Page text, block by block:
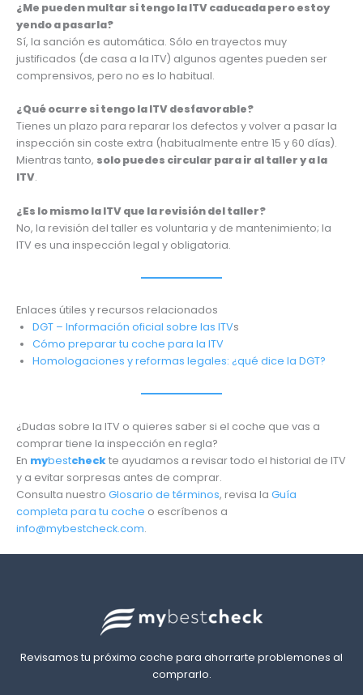
¿Me pueden multar si tengo la ITV caducada pero estoy
yendo a pasarla?
Sí, la sanción es automática. Sólo en trayectos muy
justificados (de casa a la ITV) algunos agentes pueden ser
comprensivos, pero no es lo habitual.
¿Qué ocurre si tengo la ITV desfavorable?
Tienes un plazo para reparar los defectos y volver a pasar la
inspección sin coste extra (habitualmente entre 15 y 60 días).
Mientras tanto, solo puedes circular para ir al taller y a la
ITV.
¿Es lo mismo la ITV que la revisión del taller?
No, la revisión del taller es voluntaria y de mantenimiento; la
ITV es una inspección legal y obligatoria.
Enlaces útiles y recursos relacionados
DGT – Información oficial sobre las ITVs
Cómo preparar tu coche para la ITV
Homologaciones y reformas legales: ¿qué dice la DGT?
¿Dudas sobre la ITV o quieres saber si el coche que vas a
comprar tiene la inspección en regla?
En mybestcheckte ayudamos a revisar todo el historial de ITV
y a evitar sorpresas antes de comprar.
Consulta nuestro Glosario de términos, revisa la Guía
completa para tu coche o escríbenos a
info@mybestcheck.com.
Revisamos tu próximo coche para ahorrarte problemones al
comprarlo.